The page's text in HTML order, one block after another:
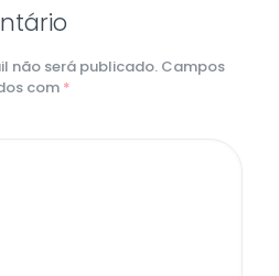
não será publicado. Campos
com *